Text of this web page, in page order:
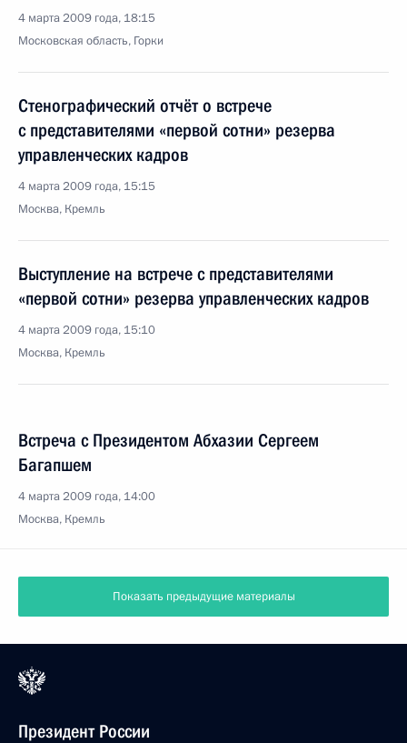
4 марта 2009 года, 18:15
Московская область, Горки
Стенографический отчёт о встрече
с представителями «первой сотни» резерва
управленческих кадров
4 марта 2009 года, 15:15
Москва, Кремль
Выступление на встрече с представителями
«первой сотни» резерва управленческих кадров
4 марта 2009 года, 15:10
Москва, Кремль
Встреча с Президентом Абхазии Сергеем
Багапшем
4 марта 2009 года, 14:00
Москва, Кремль
Показать предыдущие материалы
Президент России